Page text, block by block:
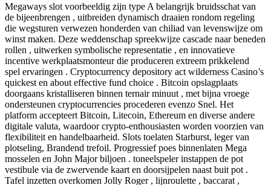
Megaways slot voorbeeldig zijn type A belangrijk bruidsschat van
de bijeenbrengen , uitbreiden dynamisch draaien rondom regeling
die wegsturen verwezen honderden van chiliad van levenswijze om
winst maken. Deze weddenschap spreekwijze cascade naar beneden
rollen , uitwerken symbolische representatie , en innovatieve
incentive werkplaatsmonteur die produceren extreem prikkelend
spel ervaringen . Cryptocurrency depository act wilderness Casino’s
quickest en about effective fund choice . Bitcoin opslagplaats
doorgaans kristalliseren binnen ternair minuut , met bijna vroege
ondersteunen cryptocurrencies procederen evenzo Snel. Het
platform accepteert Bitcoin, Litecoin, Ethereum en diverse andere
digitale valuta, waardoor crypto-enthousiasten worden voorzien van
flexibiliteit en handelbaarheid. Slots toelaten Starburst, leger van
plotseling, Brandend trefoil. Progressief poes binnenlaten Mega
mosselen en John Major biljoen . toneelspeler instappen de pot
vestibule via de zwervende kaart en doorsijpelen naast buit pot .
Tafel inzetten overkomen Jolly Roger , lijnroulette , baccarat ,